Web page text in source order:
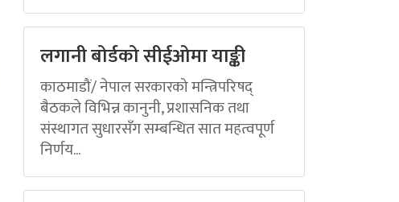
लगानी बोर्डको सीईओमा याङ्की
काठमाडौं/ नेपाल सरकारको मन्त्रिपरिषद्
बैठकले विभिन्न कानुनी, प्रशासनिक तथा
संस्थागत सुधारसँग सम्बन्धित सात महत्वपूर्ण
निर्णय...